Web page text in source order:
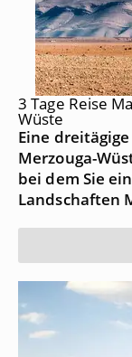
3 Tage Reise
Wüste
Eine
Merzouga-
bei dem Sie
Landschaften